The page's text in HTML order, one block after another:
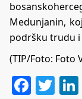
Medunjanin,
podršku trudu i
(TIP/Foto: Foto